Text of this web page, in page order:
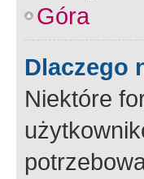
Góra
Dlaczego
Niektóre